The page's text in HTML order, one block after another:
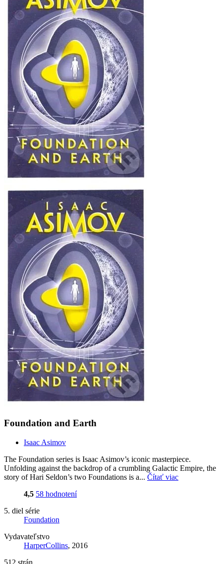
Foundation and Earth
Isaac Asimov
The Foundation series is Isaac Asimov’s iconic masterpiece.
Unfolding against the backdrop of a crumbling Galactic Empire, the
story of Hari Seldon’s two Foundations is a... Čítať viac
4,5 58 hodnotení
5. diel série
Foundation
Vydavateľstvo
HarperCollins, 2016
512 strán